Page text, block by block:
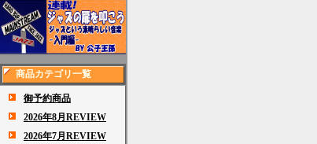
商品カテゴリ一覧
御予約商品
2026年8月REVIEW
2026年7月REVIEW